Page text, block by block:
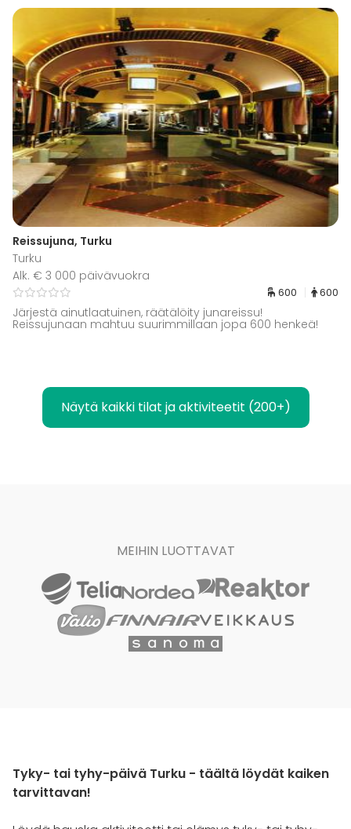
Reissujuna, Turku
Turku
Alk. € 3 000 päivävuokra
600 600
Järjestä ainutlaatuinen, räätälöity junareissu!
Reissujunaan mahtuu suurimmillaan jopa 600 henkeä!
Näytä kaikki tilat ja aktiviteetit (200+)
MEIHIN LUOTTAVAT
Tyky- tai tyhy-päivä Turku - täältä löydät kaiken
tarvittavan!